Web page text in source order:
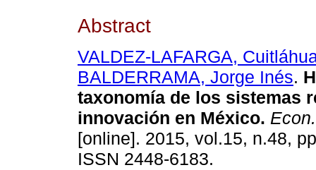
Abstract
VALDEZ-LAFARGA,
BALDERRAMA, Jorge Inés.
taxonomía de los sistemas
innovación en México.
[online]. 2015, vol.15, n.48,
ISSN 2448-6183.